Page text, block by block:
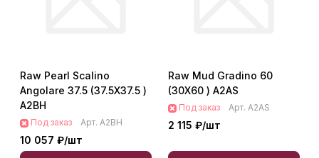
Raw Pearl Scalino
Angolare 37.5 (37.5X37.5 )
A2BH
Под заказ Арт. A2BH
10 057 ₽/шт
Raw Mud Gradino 60
(30X60 ) A2AS
Под заказ Арт. A2AS
2 115 ₽/шт